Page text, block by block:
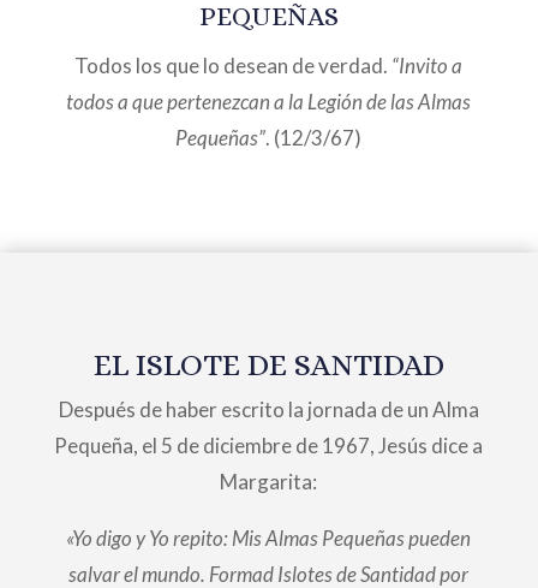
PEQUEÑAS
Todos los que lo desean de verdad. “Invito a
todos a que pertenezcan a la Legión de las Almas
Pequeñas”. (12/3/67)
EL ISLOTE DE SANTIDAD
Después de haber escrito la jornada de un Alma
Pequeña, el 5 de diciembre de 1967, Jesús dice a
Margarita:
«Yo digo y Yo repito: Mis Almas Pequeñas pueden
salvar el mundo. Formad Islotes de Santidad por